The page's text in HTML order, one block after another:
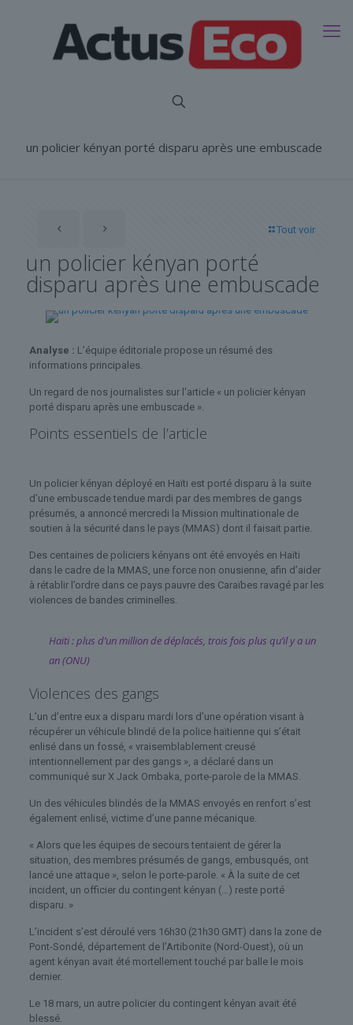
un policier kényan porté disparu après une embuscade
Tout voir
un policier kényan porté
disparu après une embuscade
Analyse : L’équipe éditoriale propose un résumé des
informations principales.
Un regard de nos journalistes sur l'article « un policier kényan
porté disparu après une embuscade ».
Points essentiels de l’article
Un policier kényan déployé en Haïti est porté disparu à la suite
d’une embuscade tendue mardi par des membres de gangs
présumés, a annoncé mercredi la Mission multinationale de
soutien à la sécurité dans le pays (MMAS) dont il faisait partie.
Des centaines de policiers kényans ont été envoyés en Haïti
dans le cadre de la MMAS, une force non onusienne, afin d’aider
à rétablir l’ordre dans ce pays pauvre des Caraïbes ravagé par les
violences de bandes criminelles.
Haïti : plus d’un million de déplacés, trois fois plus qu’il y a un
an (ONU)
Violences des gangs
L’un d’entre eux a disparu mardi lors d’une opération visant à
récupérer un véhicule blindé de la police haïtienne qui s’était
enlisé dans un fossé, « vraisemblablement creusé
intentionnellement par des gangs », a déclaré dans un
communiqué sur X Jack Ombaka, porte-parole de la MMAS.
Un des véhicules blindés de la MMAS envoyés en renfort s’est
également enlisé, victime d’une panne mécanique.
« Alors que les équipes de secours tentaient de gérer la
situation, des membres présumés de gangs, embusqués, ont
lancé une attaque », selon le porte-parole. « À la suite de cet
incident, un officier du contingent kényan (…) reste porté
disparu. »
L’incident s’est déroulé vers 16h30 (21h30 GMT) dans la zone de
Pont-Sondé, département de l’Artibonite (Nord-Ouest), où un
agent kényan avait été mortellement touché par balle le mois
dernier.
Le 18 mars, un autre policier du contingent kényan avait été
blessé.